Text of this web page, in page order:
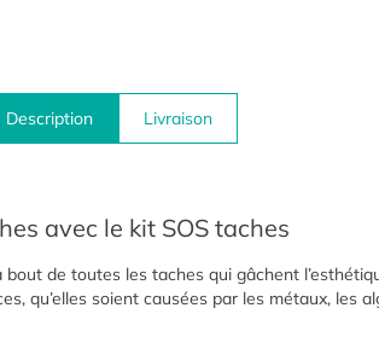
Description Livraison
avec le kit SOS taches
de toutes les taches qui gâchent
qu’elles soient causées par les métaux, les